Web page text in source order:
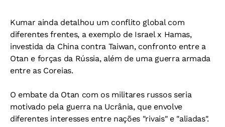
Kumar ainda detalhou um conflito global com
diferentes frentes, a exemplo de Israel x Hamas,
investida da China contra Taiwan, confronto entre a
Otan e forças da Rússia, além de uma guerra armada
entre as Coreias.
O embate da Otan com os militares russos seria
motivado pela guerra na Ucrânia, que envolve
diferentes interesses entre nações "rivais" e "aliadas".